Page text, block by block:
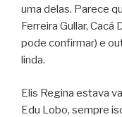
uma delas. Parece
Ferreira Gullar, Cacá
pode confirmar) e
linda.
Elis Regina estava
Edu Lobo, sempre